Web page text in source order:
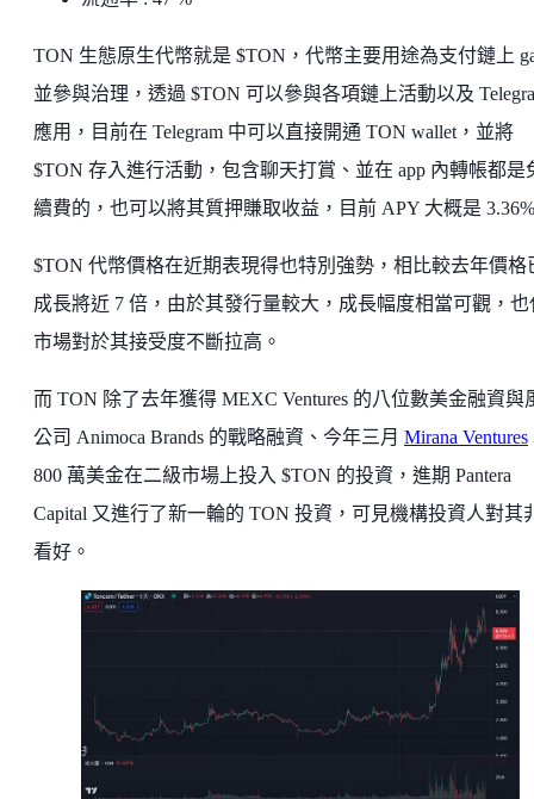
TON 生態原生代幣就是 $TON，代幣主要用途為支付鏈上
並參與治理，透過 $TON 可以參與各項鏈上活動以及
應用，目前在 Telegram 中可以直接開通 TON wallet，並將
$TON 存入進行活動，包含聊天打賞、並在 app 內轉帳都是
續費的，也可以將其質押賺取收益，目前 APY 大概是
$TON 代幣價格在近期表現得也特別強勢，相比較去年價格
成長將近 7 倍，由於其發行量較大，成長幅度相當可觀，也
市場對於其接受度不斷拉高。
而 TON 除了去年獲得 MEXC Ventures 的八位數美金融資與
公司 Animoca Brands 的戰略融資、今年三月 Mirana Ventures
800 萬美金在二級市場上投入 $TON 的投資，進期 Pantera
Capital 又進行了新一輪的 TON 投資，可見機構投資人對其
看好。